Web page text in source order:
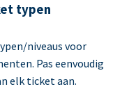
typen
niveaus voor
Pas eenvoudig
elk ticket aan.